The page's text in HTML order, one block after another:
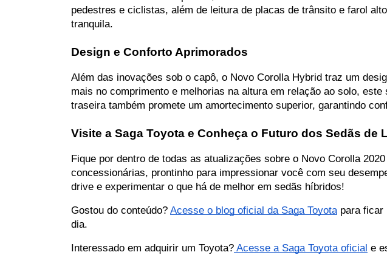
pedestres e ciclistas, além de leitura de placas de trânsito e farol
tranquila.
Design e Conforto Aprimorados
Além das inovações sob o capô, o Novo Corolla Hybrid traz um
mais no comprimento e melhorias na altura em relação ao solo,
traseira também promete um amortecimento superior, garantindo
Visite a Saga Toyota e Conheça o Futuro dos Sedãs de
Fique por dentro de todas as atualizações sobre o Novo Corolla
concessionárias, prontinho para impressionar você com seu
drive e experimentar o que há de melhor em sedãs híbridos!
Gostou do conteúdo? Acesse o blog oficial da Saga Toyota para ficar
dia.
Interessado em adquirir um Toyota? Acesse a Saga Toyota oficial e